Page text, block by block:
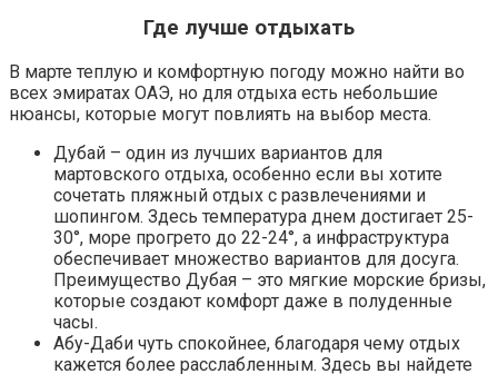
Где лучше отдыхать
В марте теплую и комфортную погоду можно найти во
всех эмиратах ОАЭ, но для отдыха есть небольшие
нюансы, которые могут повлиять на выбор места.
Дубай – один из лучших вариантов для
мартовского отдыха, особенно если вы хотите
сочетать пляжный отдых с развлечениями и
шопингом. Здесь температура днем достигает 25-
30°, море прогрето до 22-24°, а инфраструктура
обеспечивает множество вариантов для досуга.
Преимущество Дубая – это мягкие морские бризы,
которые создают комфорт даже в полуденные
часы.
Абу-Даби чуть спокойнее, благодаря чему отдых
кажется более расслабленным. Здесь вы найдете